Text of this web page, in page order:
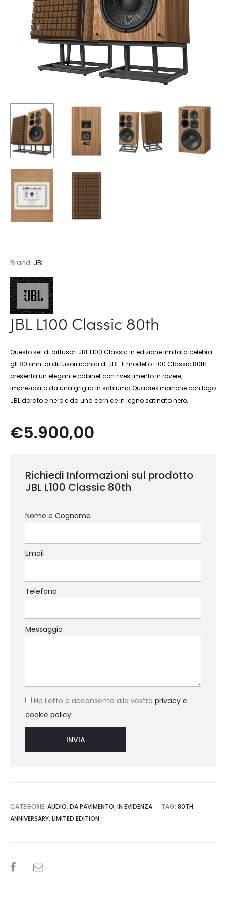
Brand: JBL
JBL L100 Classic 80th
Questo set di diffusori JBL L100 Classic in edizione limitata celebra
gli 80 anni di diffusori iconici di JBL. Il modello L100 Classic 80th
presenta un elegante cabinet con rivestimento in rovere,
impreziosito da una griglia in schiuma Quadrex marrone con logo
JBL dorato e nero e da una cornice in legno satinato nero.
€5.900,00
Richiedi Informazioni sul prodotto
JBL L100 Classic 80th
Nome e Cognome
Email
Telefono
Messaggio
Ho Letto e acconsento alla vostra privacy e
cookie policy.
CATEGORIE: AUDIO, DA PAVIMENTO, IN EVIDENZA TAG: 80TH
ANNIVERSARY, LIMITED EDITION
SHARE